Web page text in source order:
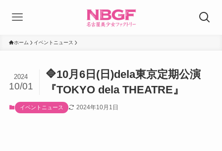
ホーム イベントニュース
🔷10月6日(日)dela東京定期公演
『TOKYO dela THEATRE』
2024
10/01
イベントニュース 2024年10月1日